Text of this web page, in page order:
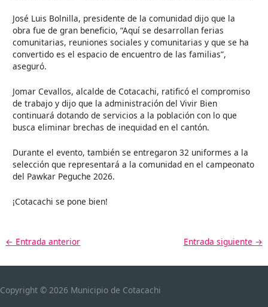
José Luis Bolnilla, presidente de la comunidad dijo que la
obra fue de gran beneficio, “Aquí se desarrollan ferias
comunitarias, reuniones sociales y comunitarias y que se ha
convertido es el espacio de encuentro de las familias”,
aseguró.
Jomar Cevallos, alcalde de Cotacachi, ratificó el compromiso
de trabajo y dijo que la administración del Vivir Bien
continuará dotando de servicios a la población con lo que
busca eliminar brechas de inequidad en el cantón.
Durante el evento, también se entregaron 32 uniformes a la
selección que representará a la comunidad en el campeonato
del Pawkar Peguche 2026.
¡Cotacachi se pone bien!
← Entrada anterior Entrada siguiente →
Copyright © 2026 Municipio de Cotacachi